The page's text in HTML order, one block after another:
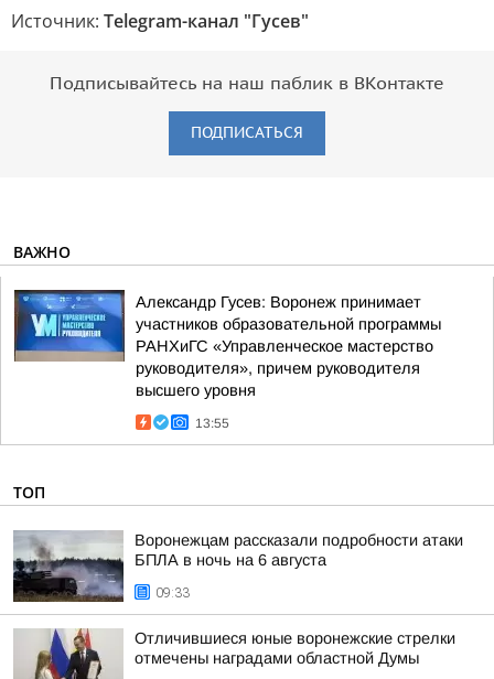
Источник: Telegram-канал "Гусев"
Подписывайтесь на наш паблик в ВКонтакте
ПОДПИСАТЬСЯ
ВАЖНО
Александр Гусев: Воронеж принимает
участников образовательной программы
РАНХиГС «Управленческое мастерство
руководителя», причем руководителя
высшего уровня
13:55
ТОП
Воронежцам рассказали подробности атаки
БПЛА в ночь на 6 августа
09:33
Отличившиеся юные воронежские стрелки
отмечены наградами областной Думы